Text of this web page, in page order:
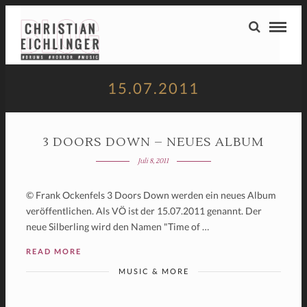
15.07.2011
3 DOORS DOWN – NEUES ALBUM
Juli 8, 2011
© Frank Ockenfels 3 Doors Down werden ein neues Album
veröffentlichen. Als VÖ ist der 15.07.2011 genannt. Der
neue Silberling wird den Namen "Time of …
READ MORE
MUSIC & MORE